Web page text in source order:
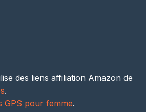
des liens affiliation Amazon de
.
GPS pour femme.